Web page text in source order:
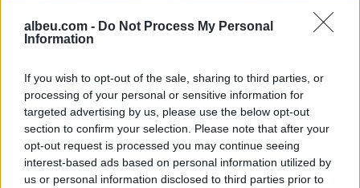
albeu.com - Do Not Process My Personal
Information
If you wish to opt-out of the sale, sharing to third parties, or
processing of your personal or sensitive information for
targeted advertising by us, please use the below opt-out
section to confirm your selection. Please note that after your
opt-out request is processed you may continue seeing
interest-based ads based on personal information utilized by
us or personal information disclosed to third parties prior to
që kur u ul me Ergys
Agasin, Suel Çelën dhe
Gjokën dhe Suel Çelën
“Në Elbasan sallën ia
mbushi Suel Çela, në